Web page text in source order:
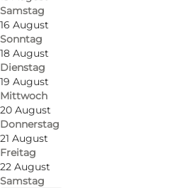
Samstag
16 August
Sonntag
18 August
Dienstag
19 August
Mittwoch
20 August
Donnerstag
21 August
Freitag
22 August
Samstag